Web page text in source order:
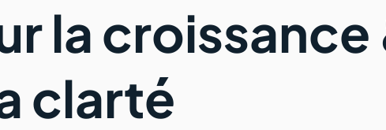
la croissance
clarté